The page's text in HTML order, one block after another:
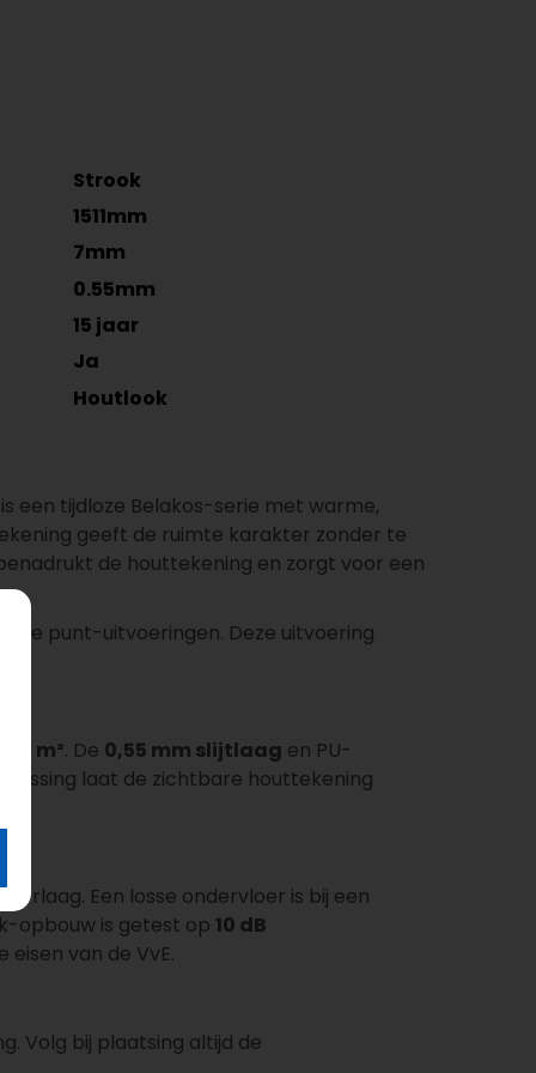
Strook
1511mm
7mm
0.55mm
15 jaar
Ja
Houtlook
een tijdloze Belakos-serie met warme,
geeft de ruimte karakter zonder te
de houttekening en zorgt voor een
punt-uitvoeringen. Deze uitvoering
2,08 m². De 0,55 mm slijtlaag en PU-
laat de zichtbare houttekening
Een losse ondervloer is bij een
opbouw is getest op 10 dB
van de VvE.
Volg bij plaatsing altijd de